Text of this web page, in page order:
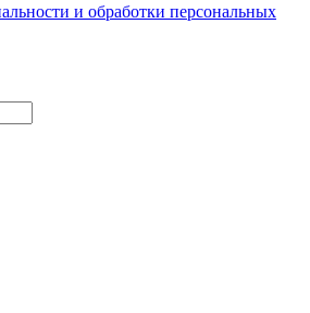
и обработки персональных